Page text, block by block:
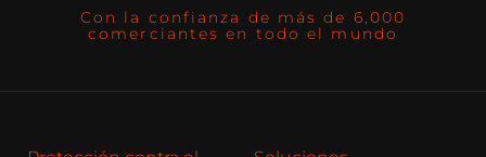
Con la confianza de más de 6,000
comerciantes en todo el mundo